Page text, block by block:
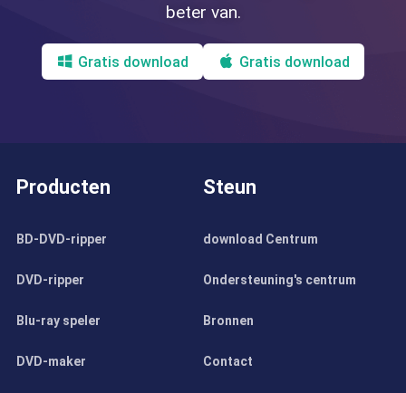
beter van.
Gratis download Gratis download
Producten
BD-DVD-ripper
DVD-ripper
Blu-ray speler
DVD-maker
Steun
download Centrum
Ondersteuning's centrum
Bronnen
Contact